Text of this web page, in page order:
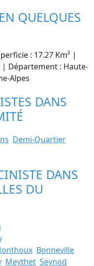
QUELQUES
: 17.27 Km² |
| Département : Haute-
Alpes
DANS
Demi-Quartier
DANS
DU
Bonneville
Meythet Seynod